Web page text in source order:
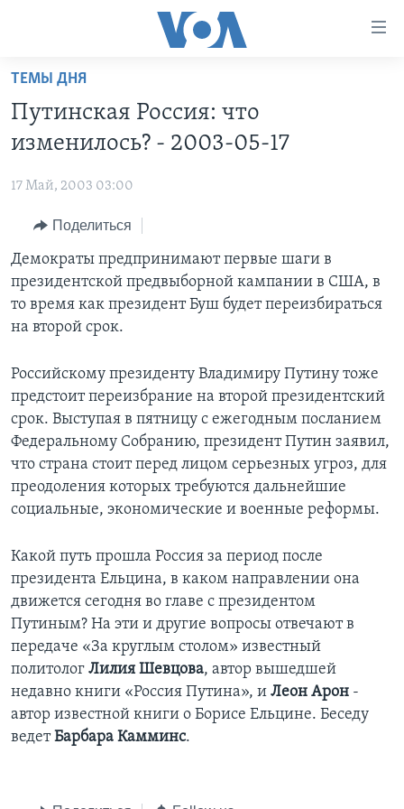
Перейти
основной
контент
навигации
Перейти
поиск
ПРОГРАММЫ
НОВОСТИ ЗА МИНУТУ
ИТОГИ
ПОЧЕМУ ЭТО ВАЖНО?
ДИСКУССИЯ VOA
ДЕТАЛИ
АМЕРИКА. БОЛЬШОЕ ПУТЕШЕСТВИЕ
УЧИМ АНГЛИЙСКИЙ
НАША АМЕРИКАНСКАЯ ИСТОРИЯ
А КАК В АМЕРИКЕ?
АРТЕФАКТЫ
АМЕРИКАНСКИЕ ГОРОДКИ
ЭКСПЕРТИЗА
ИНТЕРВЬЮ
ФАКТЫ ПРОТИВ ФЕЙКОВ
ЗА СВОБОДУ ПРЕССЫ
УЧИМ АНГЛИЙСКИЙ
ПОДПИСКА НА НОВОСТИ
Learning English
СОЦИАЛЬНЫЕ СЕТИ
Языки
ТЕМЫ ДНЯ
Путинская Россия: что
изменилось? - 2003-05-17
17 Май, 2003 03:00
Поделиться
Демократы предпринимают первые шаги в
президентской предвыборной кампании в США, в
то время как президент Буш будет переизбираться
на второй срок.
Российскому президенту Владимиру Путину тоже
предстоит переизбрание на второй президентский
срок. Выступая в пятницу с ежегодным посланием
Федеральному Собранию, президент Путин заявил,
что страна стоит перед лицом серьезных угроз, для
преодоления которых требуются дальнейшие
социальные, экономические и военные реформы.
Какой путь прошла Россия за период после
президента Ельцина, в каком направлении она
движется сегодня во главе с президентом
Путиным? На эти и другие вопросы отвечают в
передаче «За круглым столом» известный
политолог Лилия Шевцова, автор вышедшей
недавно книги «Россия Путина», и Леон Арон -
автор известной книги о Борисе Ельцине. Беседу
ведетБарбара Камминс.